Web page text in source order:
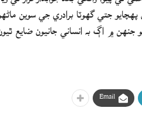
جتي گهوٽا برادري جي سوين ماڻهو
۾ اڳ به انساني جانيون ضايع ٿيون
Email